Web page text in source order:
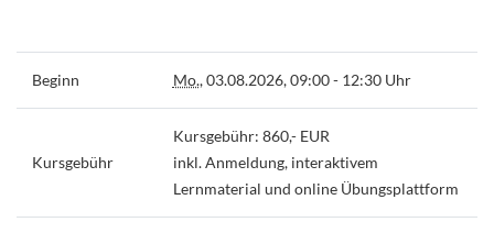
Beginn Mo., 03.08.2026, 09:00 - 12:30 Uhr
Kursgebühr
Kursgebühr: 860,- EUR
inkl. Anmeldung, interaktivem
Lernmaterial und online Übungsplattform